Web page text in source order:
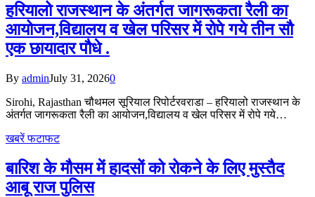
हरियालो राजस्थान के अंतर्गत जागरूकता रैली का
आयोजन,विद्यालय व खेल परिसर में रोपे गये तीन सौ
एक छायादार पौधे .
By adminJuly 31, 20260
Sirohi, Rajasthan चौथमल सूरियाल रिपोर्टरवराडा – हरियालो राजस्थान के
अंतर्गत जागरूकता रैली का आयोजन,विद्यालय व खेल परिसर में रोपे गये…
खबरें फटाफट
बारिश के मौसम में हादसों को रोकने के लिए मुस्तैद
आबू राज पुलिस